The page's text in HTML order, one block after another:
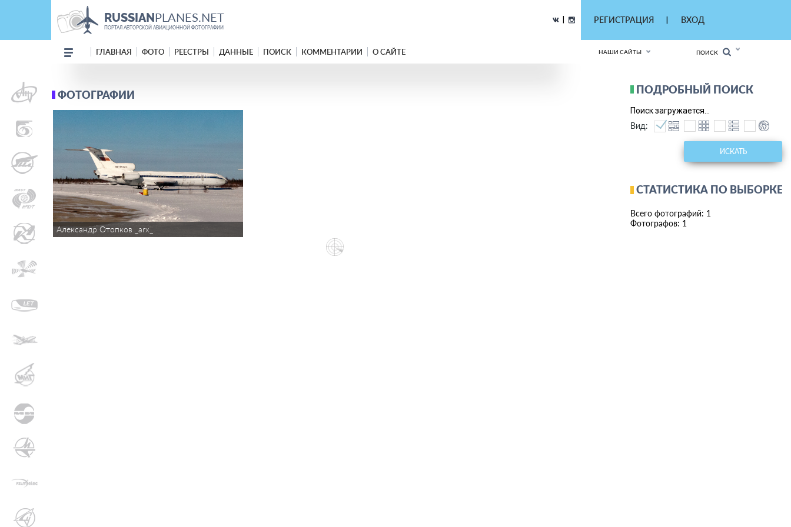
RUSSIANPLANES.NET
ПОРТАЛ АВТОРСКОЙ АВИАЦИОННОЙ ФОТОГРАФИИ
РЕГИСТРАЦИЯ ВХОД
ГЛАВНАЯ ФОТО РЕЕСТРЫ ДАННЫЕ ПОИСК КОММЕНТАРИИ О САЙТЕ НАШИ САЙТЫ ПОИСК
ФОТОГРАФИИ
Александр Отопков _arx_
ПОДРОБНЫЙ ПОИСК
Поиск загружается...
Вид:
ИСКАТЬ
СТАТИСТИКА ПО ВЫБОРКЕ
Всего фотографий: 1
Фотографов: 1